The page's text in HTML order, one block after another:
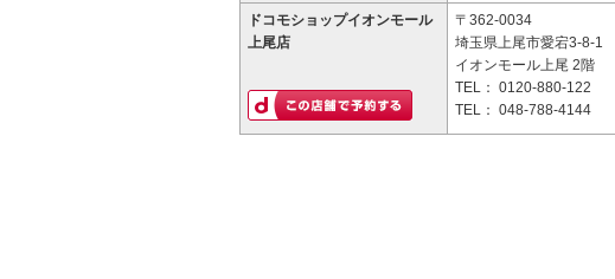
ドコモショップイオンモール
上尾店
〒362-0034
埼玉県上尾市愛宕3-8-1
イオンモール上尾 2階
TEL： 0120-880-122
TEL： 048-788-4144